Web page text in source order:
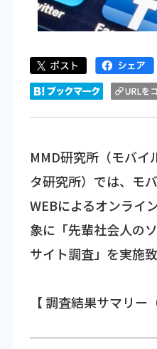
MMD研究所（モバイ
タ研究所）では、モ
WEBによるオンライ
象に「先輩社会人の
サイト調査」を実施致
【 調査結果サマリー